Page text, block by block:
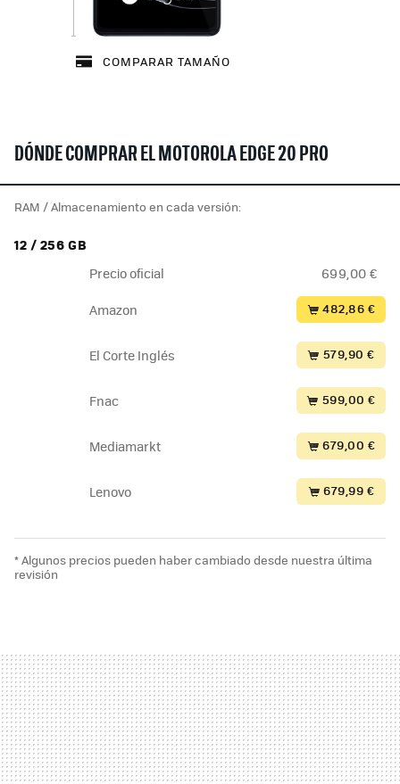
COMPARAR TAMAÑO
DÓNDE COMPRAR EL MOTOROLA EDGE 20 PRO
RAM / Almacenamiento en cada versión:
12 / 256 GB
Precio oficial 699,00 €
Amazon 482,86 €
El Corte Inglés 579,90 €
Fnac 599,00 €
Mediamarkt 679,00 €
Lenovo 679,99 €
* Algunos precios pueden haber cambiado desde nuestra última
revisión